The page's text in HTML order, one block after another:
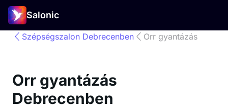
Salonic
Szépségszalon Debrecenben Orr gyantázás
Orr gyantázás
Debrecenben